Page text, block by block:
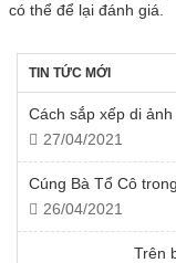
có thể để lại đánh giá.
TIN TỨC MỚI
Cách sắp xếp di
27/04/2021
Cúng Bà Tổ Cô
26/04/2021
Trên